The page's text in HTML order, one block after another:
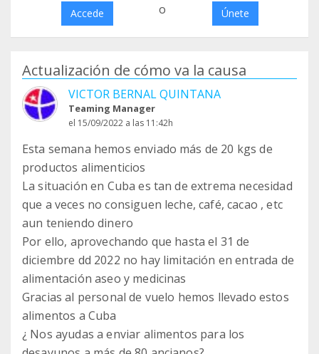
Accede o Únete
Actualización de cómo va la causa
VICTOR BERNAL QUINTANA
Teaming Manager
el 15/09/2022 a las 11:42h
Esta semana hemos enviado más de 20 kgs de
productos alimenticios
La situación en Cuba es tan de extrema necesidad
que a veces no consiguen leche, café, cacao , etc
aun teniendo dinero
Por ello, aprovechando que hasta el 31 de
diciembre dd 2022 no hay limitación en entrada de
alimentación aseo y medicinas
Gracias al personal de vuelo hemos llevado estos
alimentos a Cuba
¿ Nos ayudas a enviar alimentos para los